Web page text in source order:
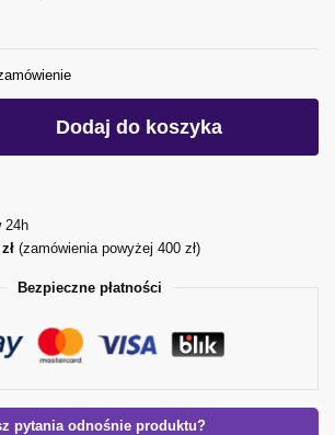
Dodaj do koszyka
24h
(zamówienia powyżej 400 zł)
Bezpieczne płatności
pytania odnośnie produktu?